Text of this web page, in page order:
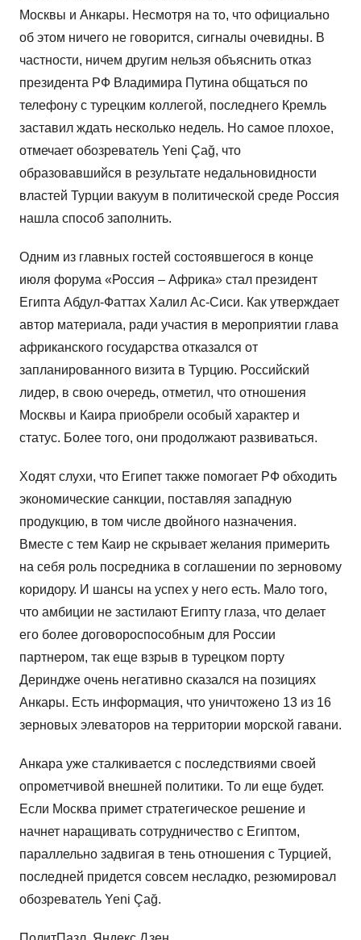
Москвы и Анкары. Несмотря на то, что официально
об этом ничего не говорится, сигналы очевидны. В
частности, ничем другим нельзя объяснить отказ
президента РФ Владимира Путина общаться по
телефону с турецким коллегой, последнего Кремль
заставил ждать несколько недель. Но самое плохое,
отмечает обозреватель Yeni Çağ, что
образовавшийся в результате недальновидности
властей Турции вакуум в политической среде Россия
нашла способ заполнить.
Одним из главных гостей состоявшегося в конце
июля форума «Россия – Африка» стал президент
Египта Абдул-Фаттах Халил Ас-Сиси. Как утверждает
автор материала, ради участия в мероприятии глава
африканского государства отказался от
запланированного визита в Турцию. Российский
лидер, в свою очередь, отметил, что отношения
Москвы и Каира приобрели особый характер и
статус. Более того, они продолжают развиваться.
Ходят слухи, что Египет также помогает РФ обходить
экономические санкции, поставляя западную
продукцию, в том числе двойного назначения.
Вместе с тем Каир не скрывает желания примерить
на себя роль посредника в соглашении по зерновому
коридору. И шансы на успех у него есть. Мало того,
что амбиции не застилают Египту глаза, что делает
его более договороспособным для России
партнером, так еще взрыв в турецком порту
Дериндже очень негативно сказался на позициях
Анкары. Есть информация, что уничтожено 13 из 16
зерновых элеваторов на территории морской гавани.
Анкара уже сталкивается с последствиями своей
опрометчивой внешней политики. То ли еще будет.
Если Москва примет стратегическое решение и
начнет наращивать сотрудничество с Египтом,
параллельно задвигая в тень отношения с Турцией,
последней придется совсем несладко, резюмировал
обозреватель Yeni Çağ.